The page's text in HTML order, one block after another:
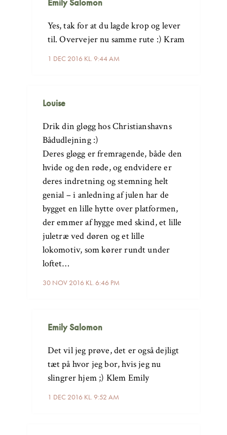
1 DEC 2016 KL. 9:44 AM
Yes, tak for at du lagde krop og lever
til. Overvejer nu samme rute :) Kram
Louise
30 NOV 2016 KL. 6:46 PM
Drik din gløgg hos Christianshavns
Bådudlejning :)
Deres gløgg er fremragende, både den
hvide og den røde, og endvidere er
deres indretning og stemning helt
genial – i anledning af julen har de
bygget en lille hytte over platformen,
der emmer af hygge med skind, et lille
juletræ ved døren og et lille
lokomotiv, som kører rundt under
loftet…
Emily Salomon
1 DEC 2016 KL. 9:52 AM
Det vil jeg prøve, det er også dejligt
tæt på hvor jeg bor, hvis jeg nu
slingrer hjem ;) Klem Emily